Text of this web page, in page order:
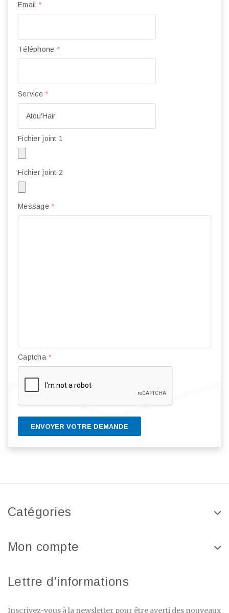
Email *
Téléphone *
Service *
Fichier joint 1
Fichier joint 2
Message *
Captcha *
ENVOYER VOTRE DEMANDE
Catégories
Mon compte
Lettre d'informations
Inscrivez-vous à la newsletter pour être averti des nouveaux